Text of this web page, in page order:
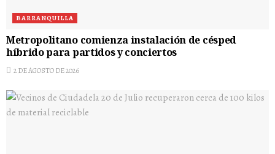
BARRANQUILLA
Metropolitano comienza instalación de césped
híbrido para partidos y conciertos
2 DE AGOSTO DE 2026